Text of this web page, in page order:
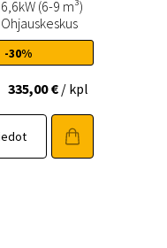
(6-9 m³)
-30%
Alkuperäinen
€.
335,00€Nykyinen
hinta
on:
335,00 €.
/ kpl